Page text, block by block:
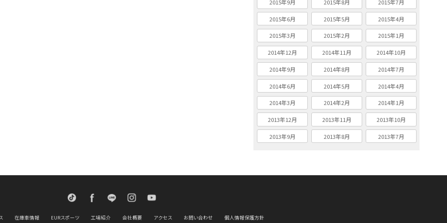
2015年9月 2015年8月 2015年7月
2015年6月 2015年5月 2015年4月
2015年3月 2015年2月 2015年1月
2014年12月 2014年11月 2014年10月
2014年9月 2014年8月 2014年7月
2014年6月 2014年5月 2014年4月
2014年3月 2014年2月 2014年1月
2013年12月 2013年11月 2013年10月
2013年9月 2013年8月 2013年7月
TikTok FacebookLINE
在庫車情報 EURスポーツ 工場紹介 会社概要 アクセス お問い合わせ 個人情報保護方針